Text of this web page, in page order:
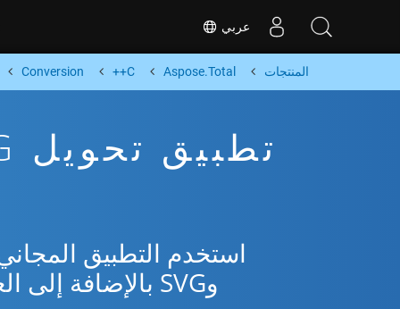
عربي
المنتجات Aspose.Total
C++
Conversion
وSVG بالإضافة إلى العديد من التنسيقات الشائعة من Microsoft